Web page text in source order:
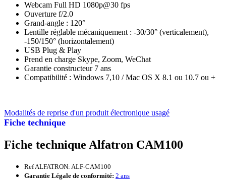
Fiche technique
Webcam Full HD 1080p@30 fps
Ouverture f/2.0
Grand-angle : 120°
Lentille réglable mécaniquement : -30/30° (verticalement),
-150/150° (horizontalement)
USB Plug & Play
Prend en charge Skype, Zoom, WeChat
Garantie constructeur 7 ans
Compatibilité : Windows 7,10 / Mac OS X 8.1 ou 10.7 ou +
Modalités de reprise d'un produit électronique usagé
Fiche technique Alfatron CAM100
Ref ALFATRON: ALF-CAM100
Garantie Légale de conformité: 2 ans